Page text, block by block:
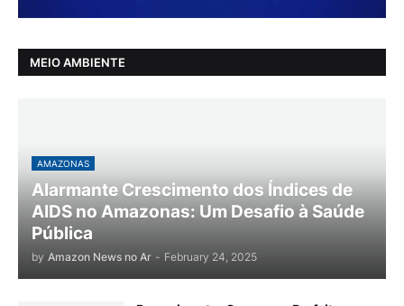
MEIO AMBIENTE
AMAZONAS
Alarmante Crescimento dos Índices de
AIDS no Amazonas: Um Desafio à Saúde
Pública
by Amazon News no Ar - February 24, 2025